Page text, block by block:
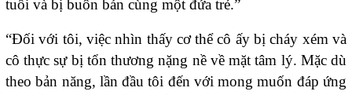
tuổi và bị buôn bán cùng một đứa trẻ.”
“Đối với tôi, việc nhìn thấy cơ thể cô ấy bị cháy xém và
cô thực sự bị tổn thương nặng nề về mặt tâm lý. Mặc dù
theo bản năng, lần đầu tôi đến với mong muốn đáp ứng